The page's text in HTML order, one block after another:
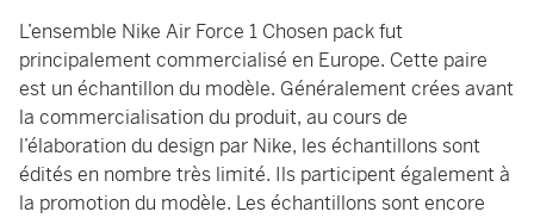
L’ensemble Nike Air Force 1 Chosen pack fut
principalement commercialisé en Europe. Cette paire
est un échantillon du modèle. Généralement crées avant
la commercialisation du produit, au cours de
l’élaboration du design par Nike, les échantillons sont
édités en nombre très limité. Ils participent également à
la promotion du modèle. Les échantillons sont encore